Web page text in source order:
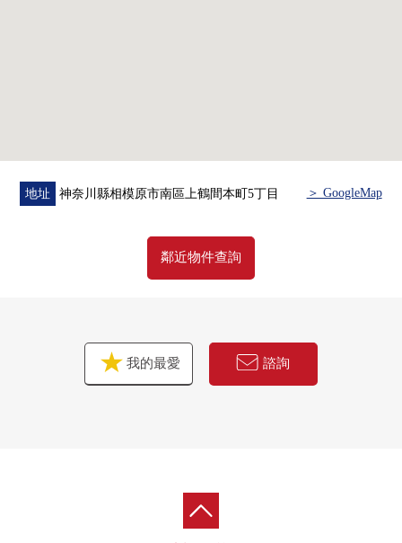
地址 神奈川縣相模原市南區上鶴間本町5丁目 ＞ GoogleMap
鄰近物件查詢
我的最愛 諮詢